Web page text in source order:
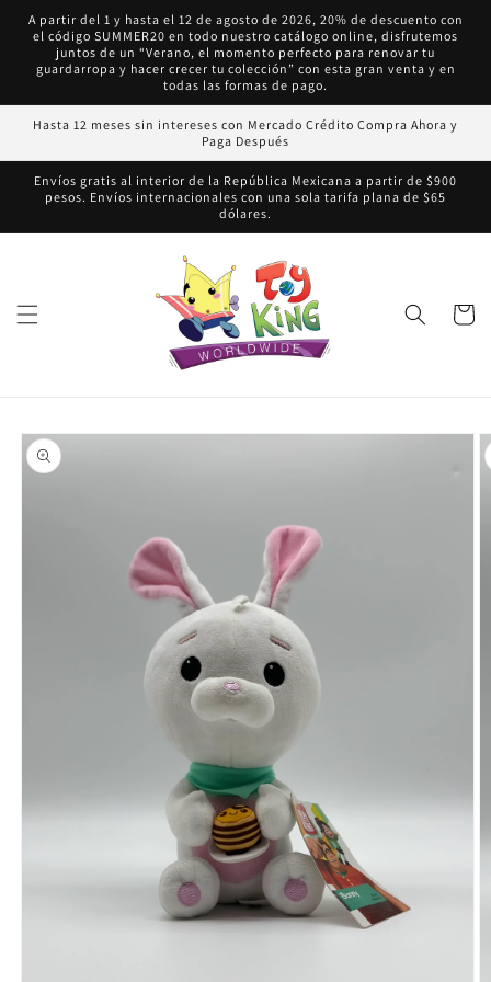
directamente
al contenido
A partir del 1 y hasta el 12 de agosto de 2026, 20% de descuento con
el código SUMMER20 en todo nuestro catálogo online, disfrutemos
juntos de un “Verano, el momento perfecto para renovar tu
guardarropa y hacer crecer tu colección” con esta gran venta y en
todas las formas de pago.
Hasta 12 meses sin intereses con Mercado Crédito Compra Ahora y
Paga Después
Envíos gratis al interior de la República Mexicana a partir de $900
pesos. Envíos internacionales con una sola tarifa plana de $65
dólares.
Carrito
directamente
a la
información